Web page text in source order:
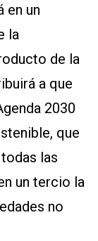
en un
la
de la
a que
2030
que
las
un tercio la
no